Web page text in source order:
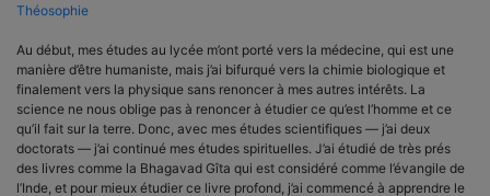
Théosophie
Au début, mes études au lycée m’ont porté vers la médecine, qui est une
manière d’être humaniste, mais j’ai bifurqué vers la chimie biologique et
finalement vers la physique sans renoncer à mes autres intérêts. La
science ne nous oblige pas à renoncer à étudier ce qu’est l’homme et ce
qu’il fait sur la terre. Donc, avec mes études scientifiques — j’ai deux
doctorats — j’ai continué mes études spirituelles. J’ai étudié de très prés
des livres comme la Bhagavad Gîta qui est considéré comme l’évangile de
l’Inde, et pour mieux étudier ce livre profond, j’ai commencé à apprendre le